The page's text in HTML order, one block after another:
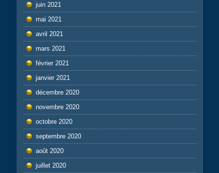
juin 2021
mai 2021
avril 2021
mars 2021
février 2021
janvier 2021
décembre 2020
novembre 2020
octobre 2020
septembre 2020
août 2020
juillet 2020